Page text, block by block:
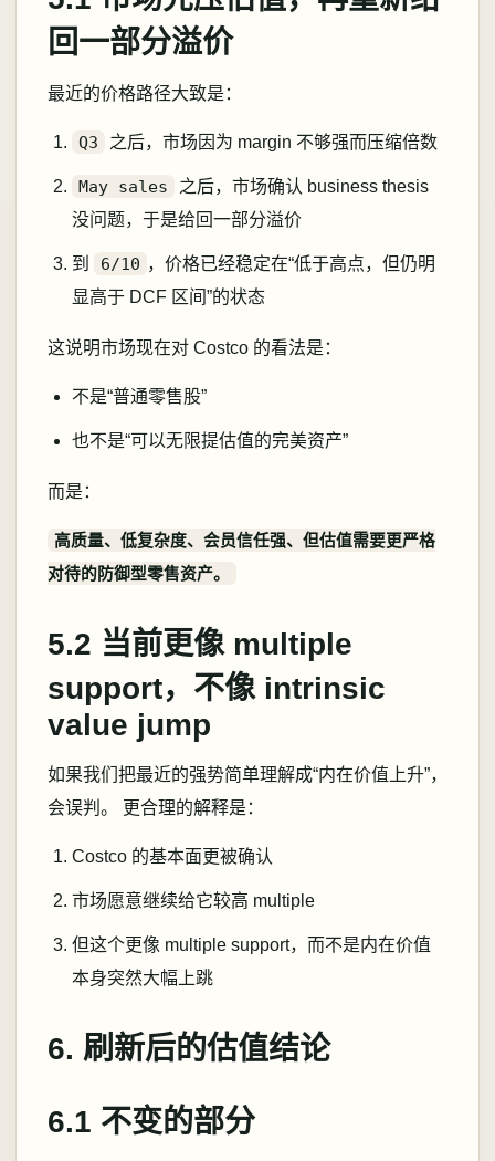
回一部分溢价
最近的价格路径大致是：
Q3 之后，市场因为 margin 不够强而压缩倍数
May sales
之后，市场确认 business thesis
没问题，于是给回一部分溢价
到 6/10 ，价格已经稳定在“低于高点，但仍明
显高于 DCF 区间”的状态
这说明市场现在对 Costco 的看法是：
不是“普通零售股”
也不是“可以无限提估值的完美资产”
而是：
高质量、低复杂度、会员信任强、但估值需要更严格
对待的防御型零售资产。
5.2 当前更像 multiple
support，不像 intrinsic
value jump
如果我们把最近的强势简单理解成“内在价值上升”，
会误判。 更合理的解释是：
Costco 的基本面更被确认
市场愿意继续给它较高 multiple
但这个更像 multiple support，而不是内在价值
本身突然大幅上跳
6. 刷新后的估值结论
6.1 不变的部分